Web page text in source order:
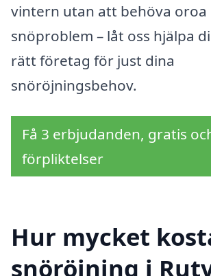
vintern utan att behöva
snöproblem – låt oss hjälpa
rätt företag för just dina
snöröjningsbehov.
Få 3 erbjudanden, gratis
förpliktelser
Hur mycket
snöröjning i